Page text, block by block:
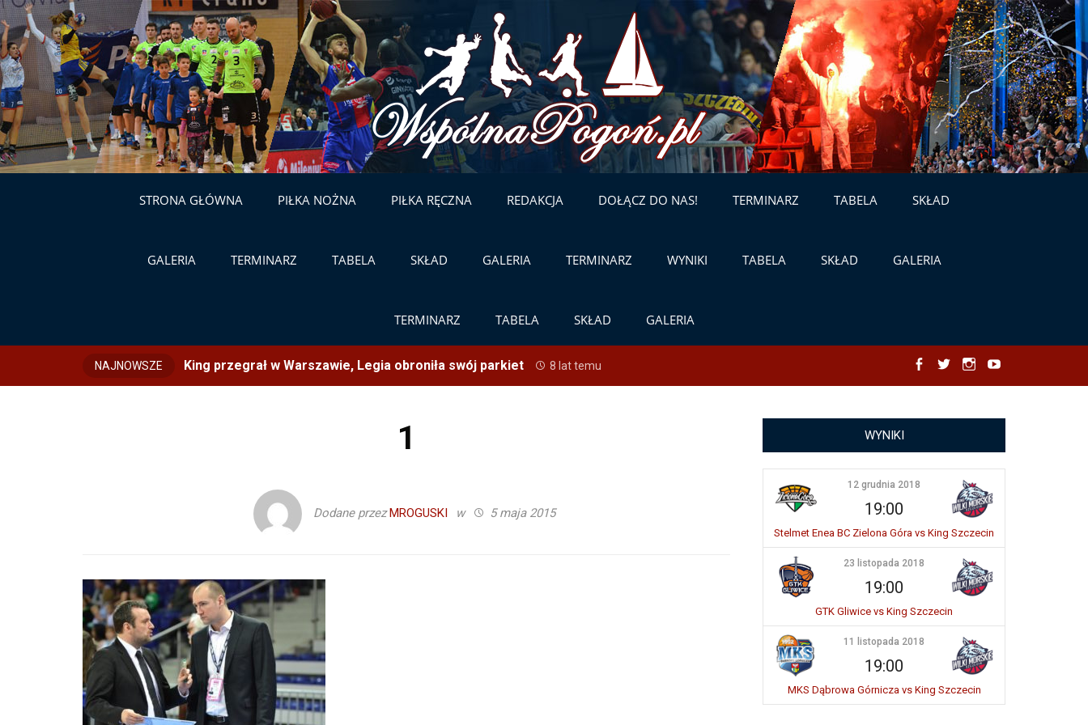
content
STRONA GŁÓWNA PIŁKA NOŻNA PIŁKA RĘCZNA REDAKCJA DOŁĄCZ DO NAS! TERMINARZ TABELA SKŁAD
GALERIA TERMINARZ TABELA SKŁAD GALERIA TERMINARZ WYNIKI TABELA SKŁAD GALERIA
TERMINARZ TABELA SKŁAD GALERIA
NAJNOWSZE King przegrał w Warszawie, Legia obroniła swój parkiet 8 lat temu
1
Dodane przezMROGUSKI w 5 maja 2015
WYNIKI
12 grudnia 2018
19:00
Stelmet Enea BC Zielona Góra vs King Szczecin
23 listopada 2018
19:00
GTK Gliwice vs King Szczecin
11 listopada 2018
19:00
MKS Dąbrowa Górnicza vs King Szczecin